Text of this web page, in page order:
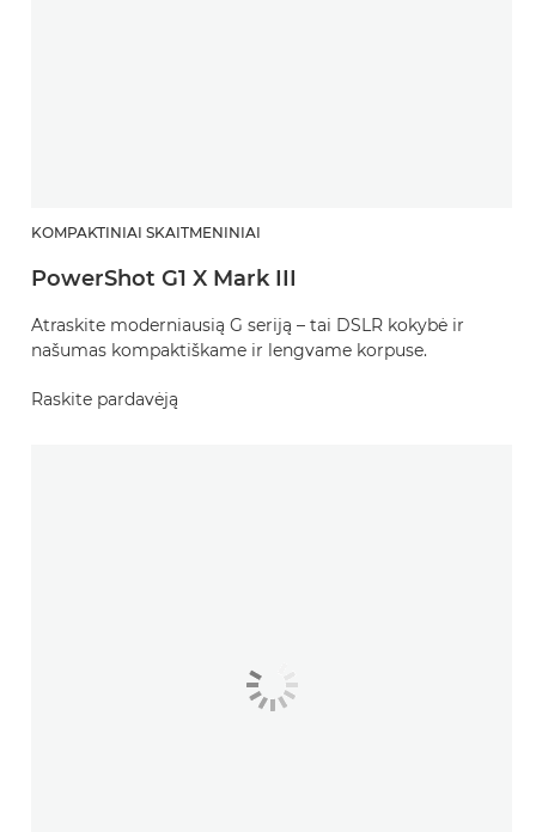
KOMPAKTINIAI SKAITMENINIAI
PowerShot G1 X Mark III
Atraskite moderniausią G seriją – tai DSLR kokybė ir
našumas kompaktiškame ir lengvame korpuse.
Raskite pardavėją